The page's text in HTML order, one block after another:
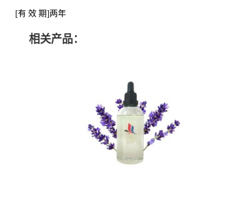
[有 效 期]两年
相关产品：